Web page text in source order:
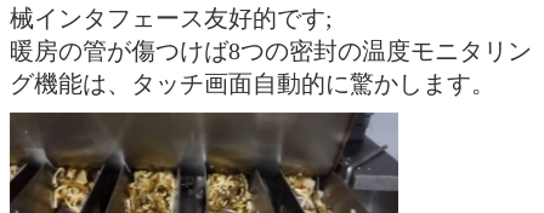
械インタフェース友好的です;
暖房の管が傷つけば8つの密封の温度モニタリン
グ機能は、タッチ画面自動的に驚かします。